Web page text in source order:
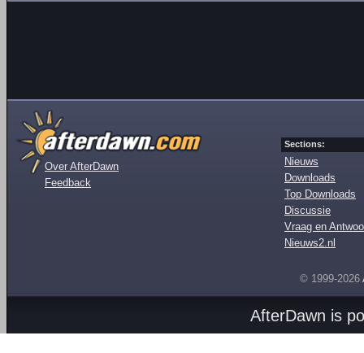
Over AfterDawn
Feedback
Sections:
Nieuws
Downloads
Top Downloads
Discussie
Vraag en
Nieuws2.nl
© 1999-2026
AfterDawn is